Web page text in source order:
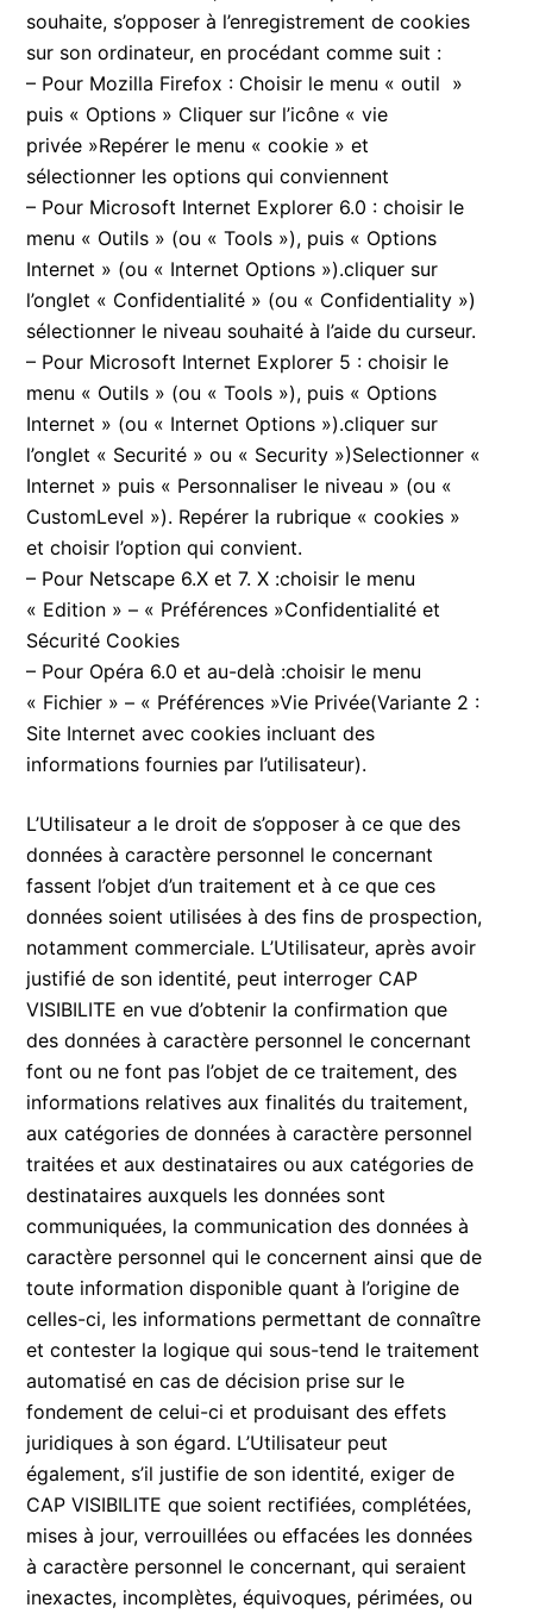
souhaite, s’opposer à l’enregistrement de cookies
sur son ordinateur, en procédant comme suit :
– Pour Mozilla Firefox : Choisir le menu « outil »
puis « Options » Cliquer sur l’icône « vie
privée »Repérer le menu « cookie » et
sélectionner les options qui conviennent
– Pour Microsoft Internet Explorer 6.0 : choisir le
menu « Outils » (ou « Tools »), puis « Options
Internet » (ou « Internet Options »).cliquer sur
l’onglet « Confidentialité » (ou « Confidentiality »)
sélectionner le niveau souhaité à l’aide du curseur.
– Pour Microsoft Internet Explorer 5 : choisir le
menu « Outils » (ou « Tools »), puis « Options
Internet » (ou « Internet Options »).cliquer sur
l’onglet « Securité » ou « Security »)Selectionner «
Internet » puis « Personnaliser le niveau » (ou «
CustomLevel »). Repérer la rubrique « cookies »
et choisir l’option qui convient.
– Pour Netscape 6.X et 7. X :choisir le menu
« Edition » – « Préférences »Confidentialité et
Sécurité Cookies
– Pour Opéra 6.0 et au-delà :choisir le menu
« Fichier » – « Préférences »Vie Privée(Variante 2 :
Site Internet avec cookies incluant des
informations fournies par l’utilisateur).
L’Utilisateur a le droit de s’opposer à ce que des
données à caractère personnel le concernant
fassent l’objet d’un traitement et à ce que ces
données soient utilisées à des fins de prospection,
notamment commerciale. L’Utilisateur, après avoir
justifié de son identité, peut interroger CAP
VISIBILITE en vue d’obtenir la confirmation que
des données à caractère personnel le concernant
font ou ne font pas l’objet de ce traitement, des
informations relatives aux finalités du traitement,
aux catégories de données à caractère personnel
traitées et aux destinataires ou aux catégories de
destinataires auxquels les données sont
communiquées, la communication des données à
caractère personnel qui le concernent ainsi que de
toute information disponible quant à l’origine de
celles-ci, les informations permettant de connaître
et contester la logique qui sous-tend le traitement
automatisé en cas de décision prise sur le
fondement de celui-ci et produisant des effets
juridiques à son égard. L’Utilisateur peut
également, s’il justifie de son identité, exiger de
CAP VISIBILITE que soient rectifiées, complétées,
mises à jour, verrouillées ou effacées les données
à caractère personnel le concernant, qui seraient
inexactes, incomplètes, équivoques, périmées, ou